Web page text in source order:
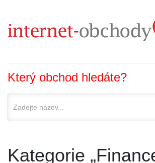
Který obchod hledáte?
Kategorie